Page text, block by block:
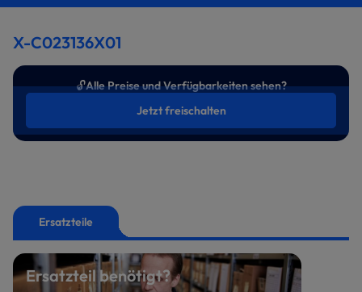
X-C023136X01
🔓Alle Preise und Verfügbarkeiten sehen?
Jetzt freischalten
Ersatzteile
Ersatzteil benötigt?